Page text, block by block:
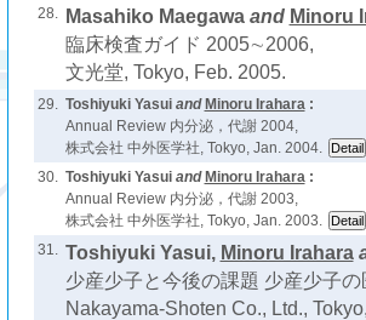
28. Masahiko Maegawaand Minoru
臨床検査ガイド 2005∼2006,
文光堂, Tokyo, Feb. 2005.
29. Toshiyuki Yasuiand Minoru Irahara:
Annual Review 内分泌，代謝 2004,
株式会社 中外医学社, Tokyo, Jan. 2004.
30. Toshiyuki Yasuiand Minoru Irahara:
Annual Review 内分泌，代謝 2003,
株式会社 中外医学社, Tokyo, Jan. 2003.
31. Toshiyuki Yasui, Minoru Irahara
少産少子と今後の課題 少産少子の
Nakayama-Shoten Co., Ltd.,